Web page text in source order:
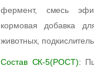
фермент, смесь
кормовая добавка
животных, подкислитель
Состав СК-5(РОСТ):